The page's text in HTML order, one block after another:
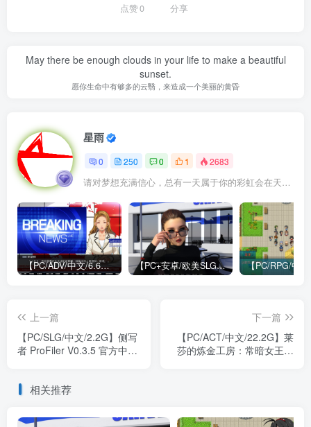
点赞0 分享
May there be enough clouds in your life to make a beautiful
sunset.
愿你生命中有够多的云翳，来造成一个美丽的黄昏
星雨
0 250 0 1 2683
请对梦想充满信心，总有一天属于你的彩虹会在天空微笑
【PC/ADV/中文/6.6G】牺牲恶棍 SACRIFICE VILLAINS 官方中文版 【PC+安卓/欧美SLG/中文/484M】我们迷路了 We Are Lost V1.0 STEAM官方中文版
上一篇
【PC/SLG/中文/2.2G】侧写
者 ProFiler V0.3.5 官方中文
下一篇
【PC/ACT/中文/22.2G】莱
莎的炼金工房：常暗女王与
相关推荐